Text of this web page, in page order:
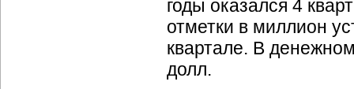
годы оказался 4
отметки в миллион
квартале. В
долл.